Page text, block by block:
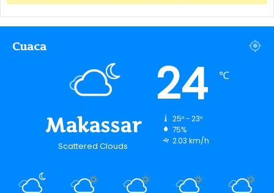
Cuaca
Makassar
Scattered Clouds
24 ℃
25º - 23º
75%
2.03 km/h